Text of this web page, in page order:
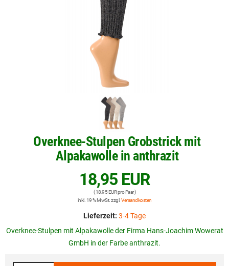
Overknee-Stulpen Grobstrick mit
Alpakawolle in anthrazit
18,95 EUR
( 18,95 EUR pro Paar )
inkl. 19 % MwSt. zzgl. Versandkosten
Lieferzeit: 3-4 Tage
Overknee-Stulpen mit Alpakawolle der Firma Hans-Joachim Wowerat
GmbH in der Farbe anthrazit.